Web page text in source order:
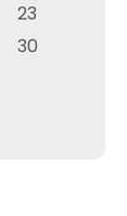
23
30